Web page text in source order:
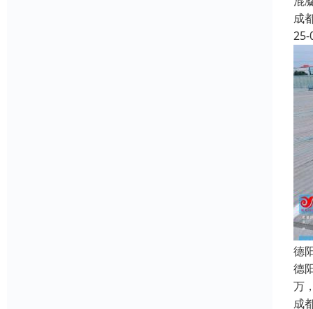
成
25-
德
德
万
成